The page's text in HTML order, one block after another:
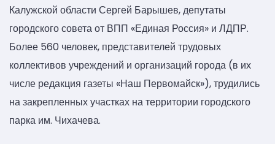
Калужской области Сергей Барышев, депутаты
городского совета от ВПП «Единая Россия» и ЛДПР.
Более 560 человек, представителей трудовых
коллективов учреждений и организаций города (в их
числе редакция газеты «Наш Первомайск»), трудились
на закрепленных участках на территории городского
парка им. Чихачева.